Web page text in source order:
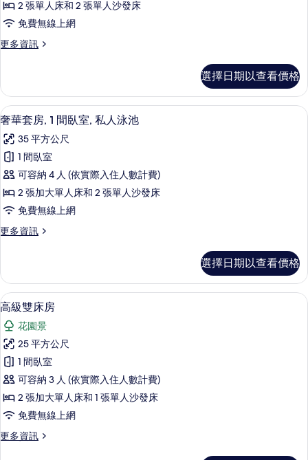
1
間
臥
的
所
有
相
片
2 張單人床和 2 張單人沙發床
免費無線上網
更多資訊
更
套
房,
1
臥
室
詳
情
選擇日期以查看價格
顯
示
奢
華
套
房,
間
室,
私
人
泳
池
的
所
有
相
片
奢華套房, 1 間臥室, 私人泳池 | 客房
6
奢華套房, 1 間臥室, 私人泳池
35 平方公尺
1 間臥室
可容納 4 人 (依實際入住人數計費)
2 張加大單人床和 2 張單人沙發床
免費無線上網
更多資訊
更
套
房,
1
臥
室,
私
人
泳
池
的
詳
選擇日期以查看價格
顯
示
高
級
雙
床
房
的
所
高級雙床房 | 客房內保險箱、遮光布/
6
高級雙床房
花園景
25 平方公尺
1 間臥室
可容納 3 人 (依實際入住人數計費)
2 張加大單人床和 1 張單人沙發床
免費無線上網
更多資訊
更